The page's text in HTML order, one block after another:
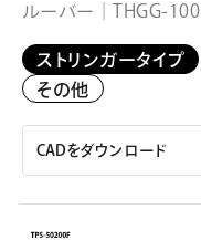
ルーバー｜THGG-100
ストリンガータイプ
その他
CADをダウンロード